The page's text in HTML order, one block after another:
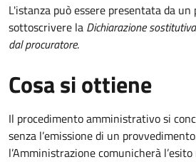
L'istanza può essere presentata da
sottoscrivere la Dichiarazione
dal procuratore.
Cosa si ottiene
Il procedimento amministrativo si
senza l’emissione di un
l’Amministrazione comunicherà